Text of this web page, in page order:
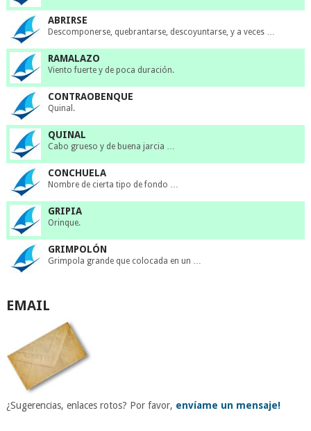
ABRIRSE
Descomponerse, quebrantarse, descoyuntarse, y a veces …
RAMALAZO
Viento fuerte y de poca duración.
CONTRAOBENQUE
Quinal.
QUINAL
Cabo grueso y de buena jarcia …
CONCHUELA
Nombre de cierta tipo de fondo …
GRIPIA
Orinque.
GRIMPOLÓN
Grimpola grande que colocada en un …
EMAIL
¿Sugerencias, enlaces rotos? Por favor, envíame un mensaje!